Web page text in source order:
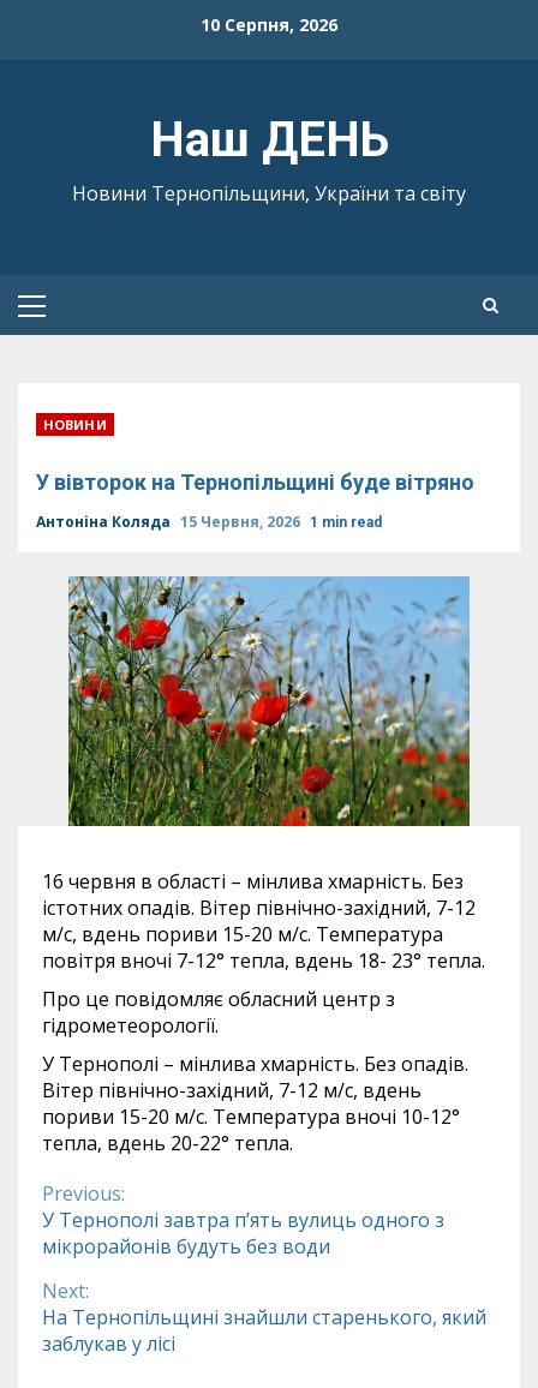
10 Серпня, 2026
Наш ДЕНЬ
Новини Тернопільщини, України та світу
Primary
НОВИНИ
У вівторок на Тернопільщині буде вітряно
Антоніна Коляда 15 Червня, 2026 1 min read
16 червня в області – мінлива хмарність. Без
істотних опадів. Вітер північно-західний, 7-12
м/с, вдень пориви 15-20 м/с. Температура
повітря вночі 7-12° тепла, вдень 18- 23° тепла.
Про це повідомляє обласний центр з
гідрометеорології.
У Тернополі – мінлива хмарність. Без опадів.
Вітер північно-західний, 7-12 м/с, вдень
пориви 15-20 м/с. Температура вночі 10-12°
тепла, вдень 20-22° тепла.
Continue
Reading
Previous:
У Тернополі завтра п’ять вулиць одного з
мікрорайонів будуть без води
Next:
На Тернопільщині знайшли старенького, який
заблукав у лісі